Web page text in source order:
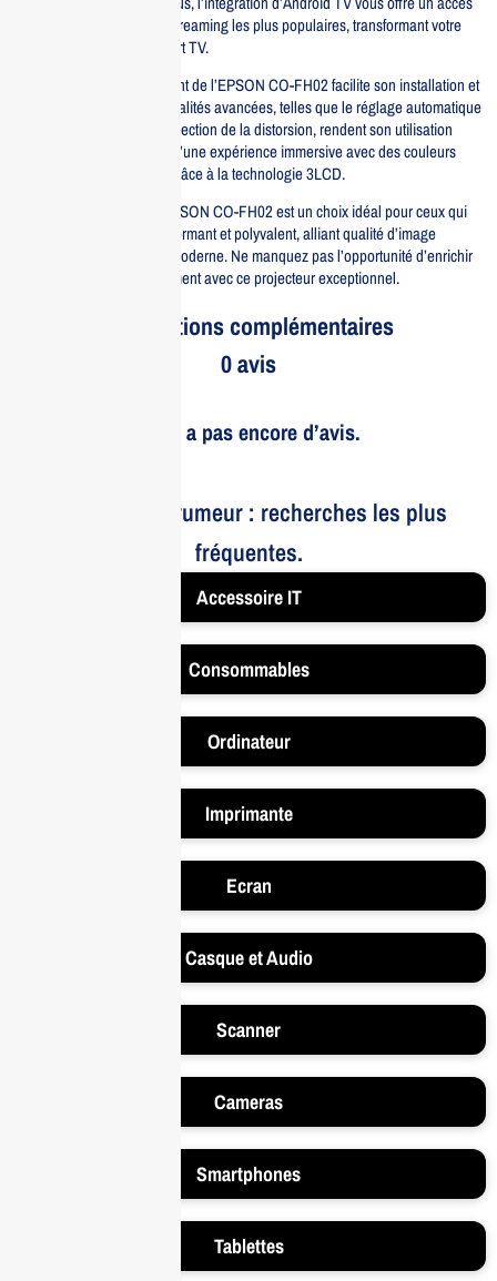
direct aux applications de streaming les plus populaires, transformant votre
projecteur en véritable Smart TV.
Le design compact et élégant de l’EPSON CO-FH02 facilite son installation et
son transport. Ses fonctionnalités avancées, telles que le réglage automatique
de la mise au point et la correction de la distorsion, rendent son utilisation
simple et intuitive. Profitez d’une expérience immersive avec des couleurs
vives et des détails précis grâce à la technologie 3LCD.
En résumé, le projecteur EPSON CO-FH02 est un choix idéal pour ceux qui
recherchent un produit performant et polyvalent, alliant qualité d’image
supérieure et connectivité moderne. Ne manquez pas l’opportunité d’enrichir
vos moments de divertissement avec ce projecteur exceptionnel.
Informations complémentaires
0 avis
Il n’y a pas encore d’avis.
Le bruit et la rumeur : recherches les plus
fréquentes.
Accessoire IT
Consommables
Ordinateur
Imprimante
Ecran
Casque et Audio
Scanner
Cameras
Smartphones
Tablettes